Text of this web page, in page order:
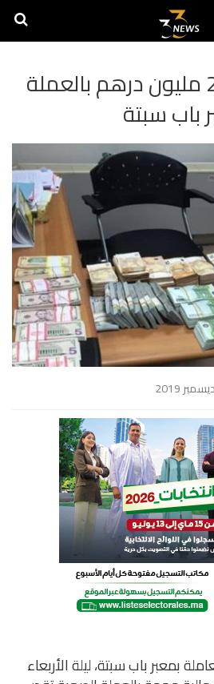
حجز ما يقارب 26 مليون درهم بالعملة
باب سبتة
بمعبر باب سبتة، ليلة الأربعاء